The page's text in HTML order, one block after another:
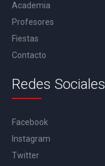
Academia
Profesores
Fiestas
Contacto
Redes Sociales
Facebook
Instagram
Twitter